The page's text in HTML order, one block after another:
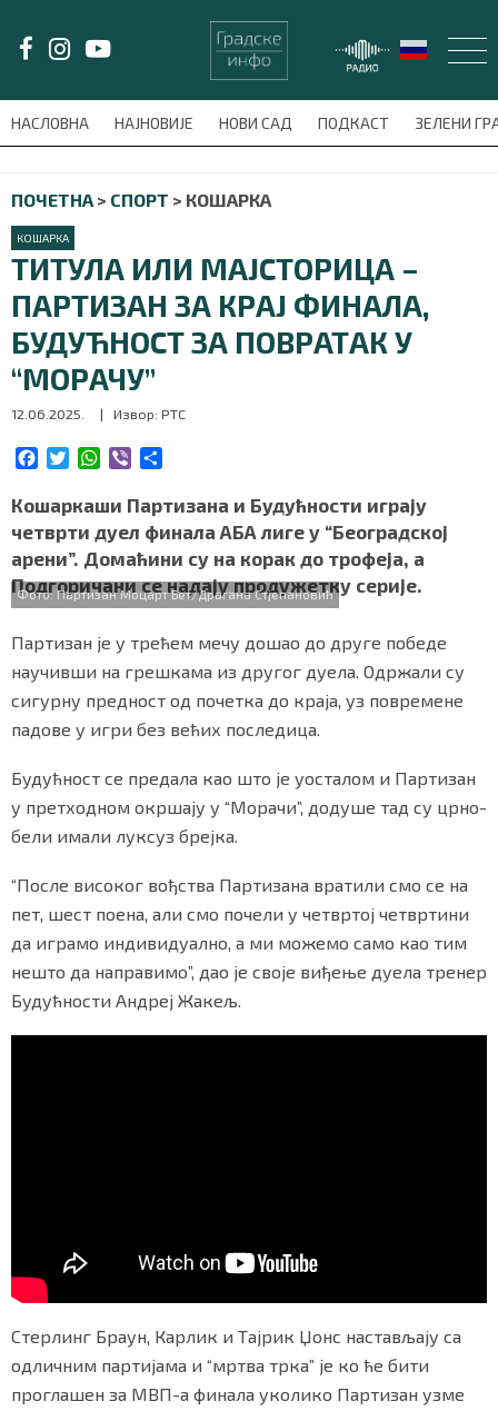
НАСЛОВНА НАЈНОВИЈЕ НОВИ САД ПОДКАСТ ЗЕЛЕНИ
meni'); $this_item = current( wp_filter_object_list(
ПОЧЕТНА > СПОРТ > КОШАРКА
КОШАРКА
ТИТУЛА ИЛИ МАЈСТОРИЦА –
ПАРТИЗАН ЗА КРАЈ ФИНАЛА,
БУДУЋНОСТ ЗА ПОВРАТАК У
“МОРАЧУ”
12.06.2025. | Извор: РТС
c
e
b
o
o
k
i
t
t
e
r
W
a
t
s
A
p
p
b
e
r
a
r
e
Кошаркаши Партизана и Будућности играју
четврти дуел финала АБА лиге у “Београдској
арени”. Домаћини су на корак до трофеја, а
Подгоричани се надају продужетку серије.
Фото: Партизан Моцарт Бет/Драгана Стјепановић
Партизан је у трећем мечу дошао до друге победе
научивши на грешкама из другог дуела. Одржали су
сигурну предност од почетка до краја, уз повремене
падове у игри без већих последица.
Будућност се предала као што је уосталом и Партизан
у претходном окршају у “Морачи”, додуше тад су црно-
бели имали луксуз брејка.
“После високог вођства Партизана вратили смо се на
пет, шест поена, али смо почели у четвртој четвртини
да играмо индивидуално, а ми можемо само као тим
нешто да направимо”, дао је своје виђење дуела тренер
Будућности Андреј Жакељ.
Стерлинг Браун, Карлик и Тајрик Џонс настављају са
одличним партијама и “мртва трка” је ко ће бити
проглашен за МВП-а финала уколико Партизан узме
LAT/ЋИР
НАСЛОВНА
НАЈНОВИЈЕ
НОВИ САД
ПОДКАСТ
ЗЕЛЕНИ ГРАД
ВИДЕО
СПЕЦИЈАЛИ
БЛОГ
СВЕТ
ЖИВОТ И СТИЛ
СПОРТ
БИЗНИС
redakcija@gradskeinfo.rs
ПРАТИТЕ НАС